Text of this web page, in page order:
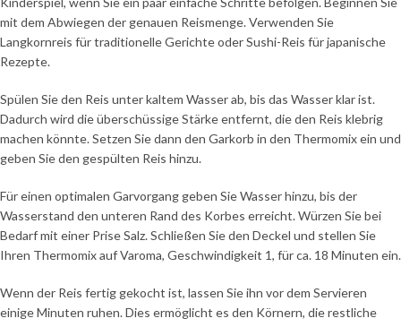
mit dem Abwiegen der genauen Reismenge. Verwenden Sie
Langkornreis für traditionelle Gerichte oder Sushi-Reis für japanische
Rezepte.
Spülen Sie den Reis unter kaltem Wasser ab, bis das Wasser klar ist.
Dadurch wird die überschüssige Stärke entfernt, die den Reis klebrig
machen könnte. Setzen Sie dann den Garkorb in den Thermomix ein und
geben Sie den gespülten Reis hinzu.
Für einen optimalen Garvorgang geben Sie Wasser hinzu, bis der
Wasserstand den unteren Rand des Korbes erreicht. Würzen Sie bei
Bedarf mit einer Prise Salz. Schließen Sie den Deckel und stellen Sie
Ihren Thermomix auf Varoma, Geschwindigkeit 1, für ca. 18 Minuten ein.
Wenn der Reis fertig gekocht ist, lassen Sie ihn vor dem Servieren
einige Minuten ruhen. Dies ermöglicht es den Körnern, die restliche